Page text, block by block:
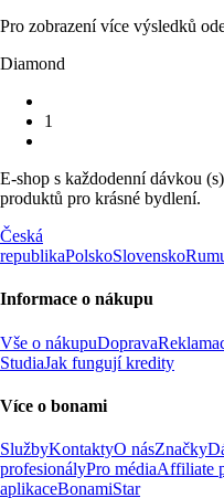
Pro zobrazení více výsledků
Diamond
1
E-shop s každodenní dávkou
produktů pro krásné bydlení.
Česká
republikaPolskoSlovensko
Informace o nákupu
Vše o nákupuDoprava
StudiaJak fungují kredity
Více o bonami
SlužbyKontaktyO násZnačky
profesionályPro médiaAffiliate
aplikaceBonamiStar